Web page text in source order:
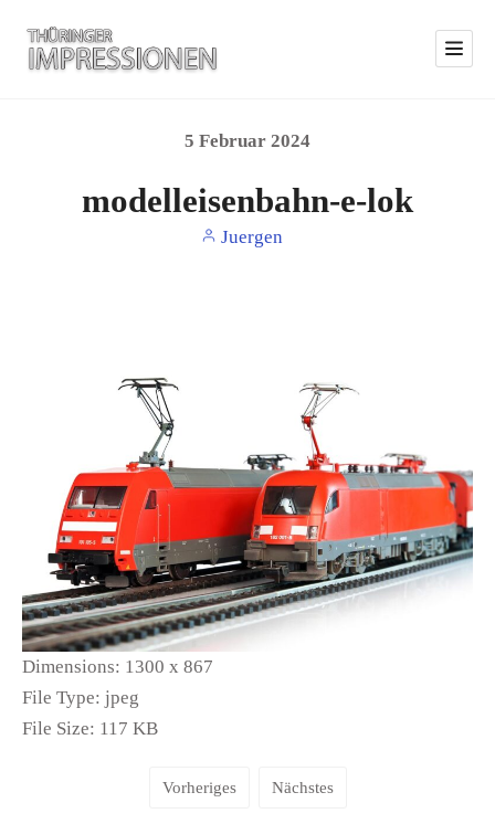
5 Februar 2024
modelleisenbahn-e-lok
Juergen
Dimensions: 1300 x 867
File Type: jpeg
File Size: 117 KB
Vorheriges Nächstes